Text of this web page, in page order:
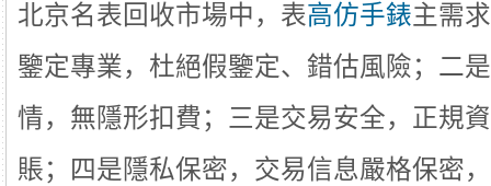
北京名表回收市場中，表高仿手錶主需
鑒定專業，杜絕假鑒定、錯估風險；二
情，無隱形扣費；三是交易安全，正規
賬；四是隱私保密，交易信息嚴格保密